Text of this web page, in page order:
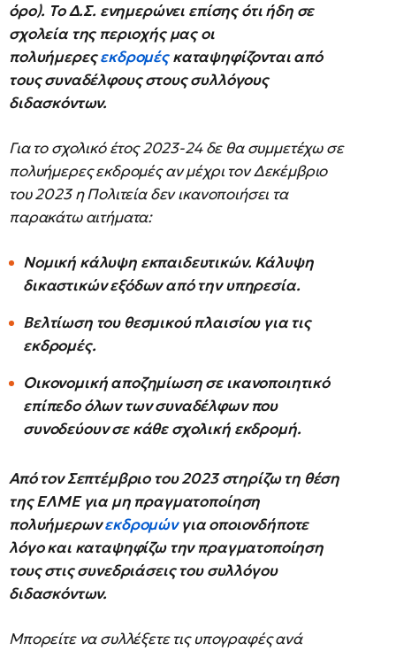
όρο). Το Δ.Σ. ενημερώνει επίσης ότι ήδη σε
σχολεία της περιοχής μας οι
πολυήμερεςεκδρομέςκαταψηφίζονται από
τους συναδέλφους στους συλλόγους
διδασκόντων.
Για το σχολικό έτος 2023-24 δε θα συμμετέχω σε
πολυήμερες εκδρομές αν μέχρι τον Δεκέμβριο
του 2023 η Πολιτεία δεν ικανοποιήσει τα
παρακάτω αιτήματα:
Νομική κάλυψη εκπαιδευτικών. Κάλυψη
δικαστικών εξόδων από την υπηρεσία.
Βελτίωση του θεσμικού πλαισίου για τις
εκδρομές.
Οικονομική αποζημίωση σε ικανοποιητικό
επίπεδο όλων των συναδέλφων που
συνοδεύουν σε κάθε σχολική εκδρομή.
Από τον Σεπτέμβριο του 2023 στηρίζω τη θέση
της ΕΛΜΕ για μη πραγματοποίηση
πολυήμερωνεκδρομώνγια οποιονδήποτε
λόγο και καταψηφίζω την πραγματοποίηση
τους στις συνεδριάσεις του συλλόγου
διδασκόντων.
Μπορείτε να συλλέξετε τις υπογραφές ανά